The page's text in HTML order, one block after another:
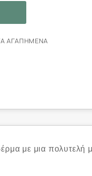
ΑΓΑΠΗΜΈΝΑ
με μια πολυτελή